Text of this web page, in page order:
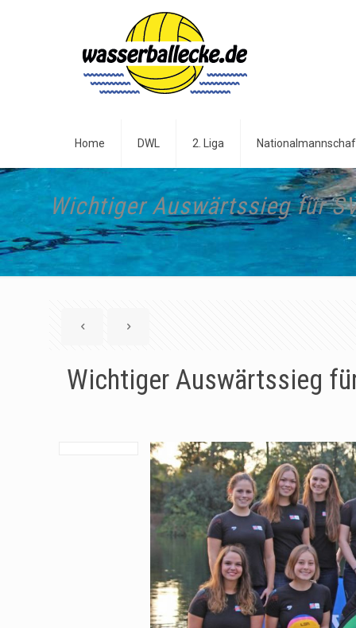
Home DWL 2. Liga
Wichtiger Auswärtssieg für
Wichtiger Auswärtssieg